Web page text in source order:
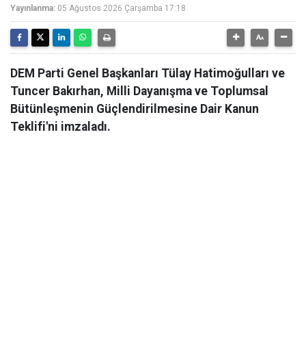
Yayınlanma: 05 Ağustos 2026 Çarşamba 17:18
DEM Parti Genel Başkanları Tülay Hatimoğulları ve
Tuncer Bakırhan, Milli Dayanışma ve Toplumsal
Bütünleşmenin Güçlendirilmesine Dair Kanun
Teklifi'ni imzaladı.